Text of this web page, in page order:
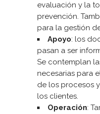
evaluación y la
prevención.
para la gestión
Apoyo: los
pasan a ser
Se contemplan
necesarias para
de los procesos
los clientes.
Operación: